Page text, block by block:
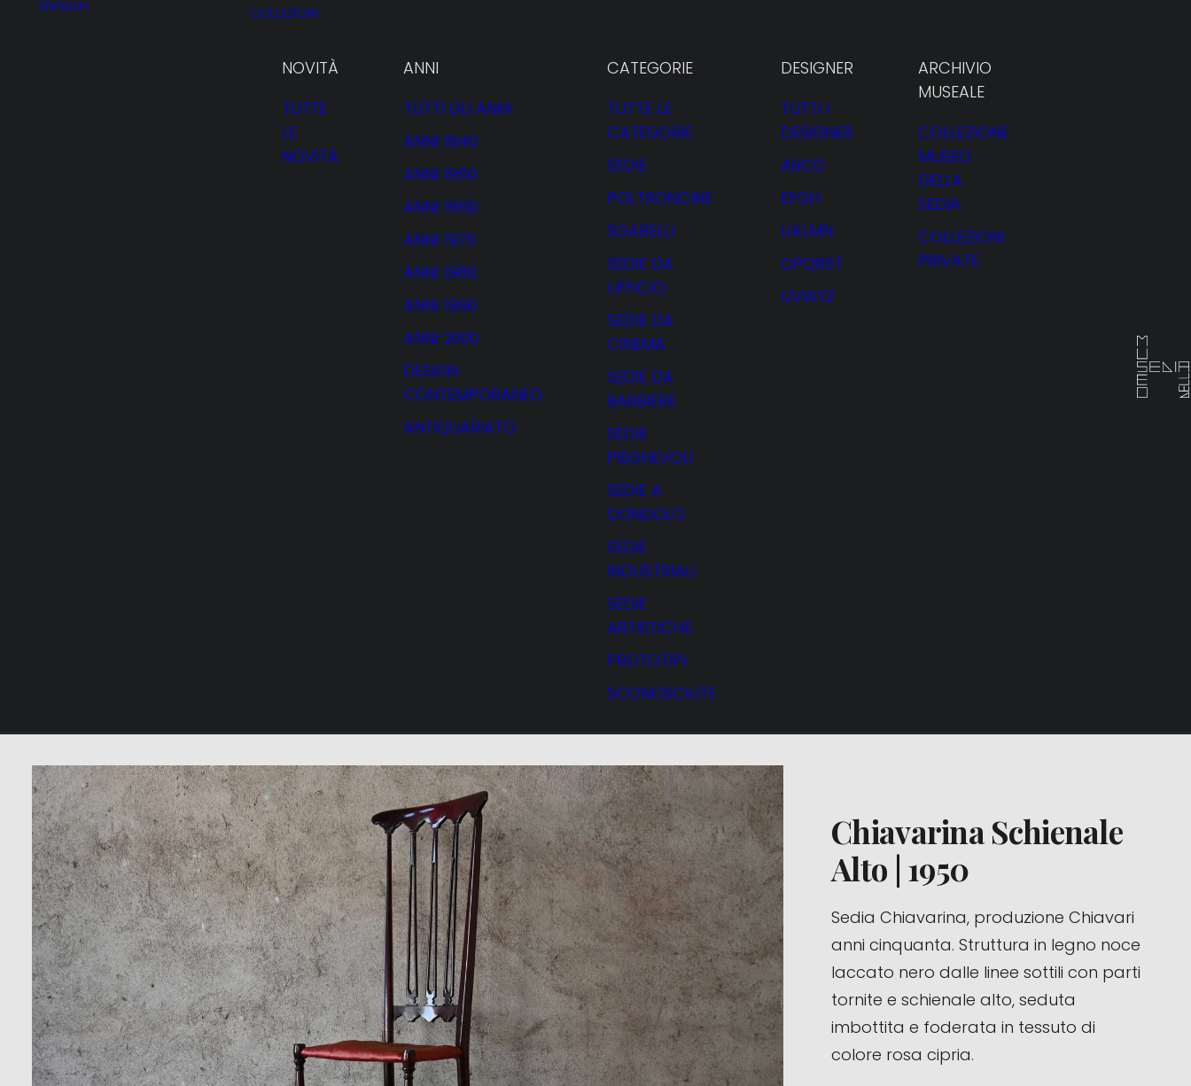
ENGLISH COLLEZIONI
NOVITÀ
TUTTE
LE
NOVITÀ
ANNI
TUTTI GLI ANNI
ANNI 1940
ANNI 1950
ANNI 1960
ANNI 1970
ANNI 1980
ANNI 1990
ANNI 2000
DESIGN
CONTEMPORANEO
ANTIQUARIATO
CATEGORIE
TUTTE LE
CATEGORIE
SEDIE
POLTRONCINE
SGABELLI
SEDIE DA
UFFICIO
SEDIE DA
CINEMA
SEDIE DA
BARBIERE
SEDIE
PIEGHEVOLI
SEDIE A
DONDOLO
SEDIE
INDUSTRIALI
SEDIE
ARTISTICHE
PROTOTIPI
SCONOSCIUTE
DESIGNER
TUTTI I
DESIGNER
ABCD
EFGH
IJKLMN
OPQRST
UVWYZ
ARCHIVIO
MUSEALE
COLLEZIONE
MUSEO
DELLA
SEDIA
COLLEZIONI
PRIVATE
Chiavarina Schienale
Alto | 1950
Sedia Chiavarina, produzione Chiavari
anni cinquanta. Struttura in legno noce
laccato nero dalle linee sottili con parti
tornite e schienale alto, seduta
imbottita e foderata in tessuto di
colore rosa cipria.